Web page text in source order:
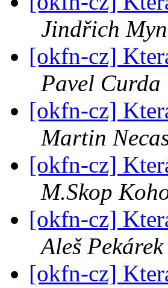
Jindřich
[okfn-cz]
Pavel Curda
[okfn-cz]
Martin
[okfn-cz]
M.Skop
[okfn-cz]
Aleš Pekárek
[okfn-cz]